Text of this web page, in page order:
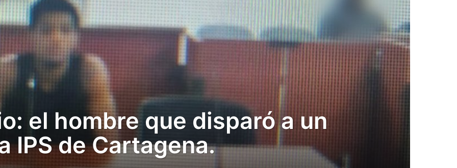
el hombre que disparó a un
IPS de Cartagena.